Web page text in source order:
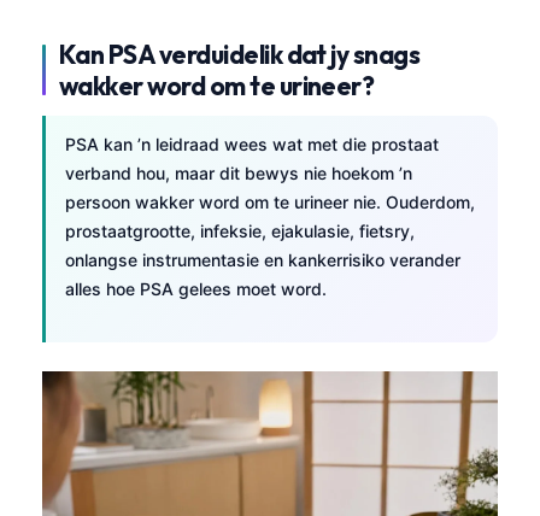
Kan PSA verduidelik dat jy snags
wakker word om te urineer?
PSA kan ’n leidraad wees wat met die prostaat
verband hou, maar dit bewys nie hoekom ’n
persoon wakker word om te urineer nie. Ouderdom,
prostaatgrootte, infeksie, ejakulasie, fietsry,
onlangse instrumentasie en kankerrisiko verander
alles hoe PSA gelees moet word.